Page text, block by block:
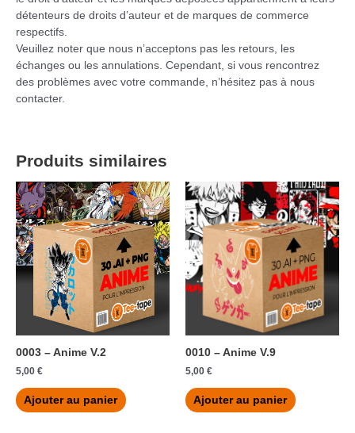
détenteurs de droits d’auteur et de marques de commerce
respectifs.
Veuillez noter que nous n’acceptons pas les retours, les
échanges ou les annulations. Cependant, si vous rencontrez
des problèmes avec votre commande, n’hésitez pas à nous
contacter.
Produits similaires
0003 – Anime V.2
5,00 €
Ajouter au panier
0010 – Anime V.9
5,00 €
Ajouter au panier